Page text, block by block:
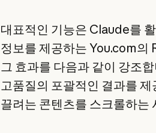
대표적인 기능은 Claude를
정보를 제공하는 You.com
그 효과를 다음과 같이 강조
고품질의 포괄적인 결과를
끌려는 콘텐츠를 스크롤하는